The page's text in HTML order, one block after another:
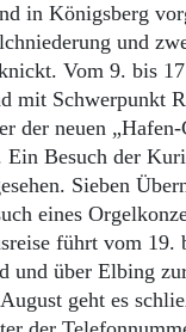
in Königsberg
und
Vom 9. bis
mit Schwerpunkt
der neuen
Besuch der
Sieben
eines
führt vom 19.
und über Elbing
geht es